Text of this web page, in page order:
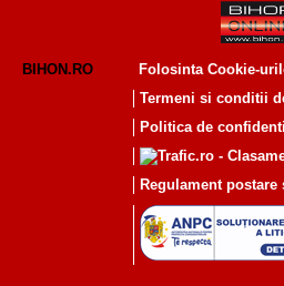
BIHON.RO
Folosinta Cookie-
Termeni si conditii
Politica de
Regulament